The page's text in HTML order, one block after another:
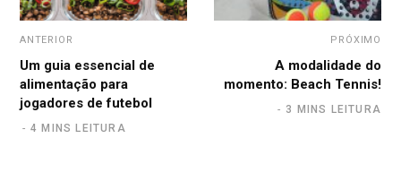
ANTERIOR
Um guia essencial de
alimentação para
jogadores de futebol
4 MINS LEITURA
PRÓXIMO
A modalidade do
momento: Beach Tennis!
3 MINS LEITURA